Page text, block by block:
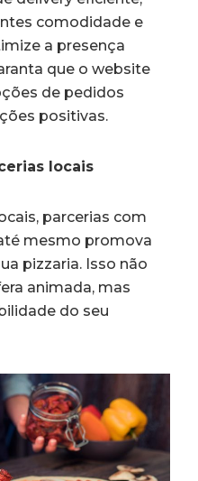
comodidade e
a presença
que o website
de pedidos
positivas.
locais
parcerias com
mesmo promova
pizzaria. Isso não
animada, mas
do seu